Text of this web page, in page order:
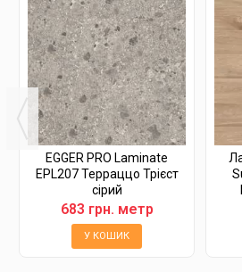
EGGER PRO Laminate
EPL207 Терраццо Трієст
сірий
683 грн. метр
У КОШИК